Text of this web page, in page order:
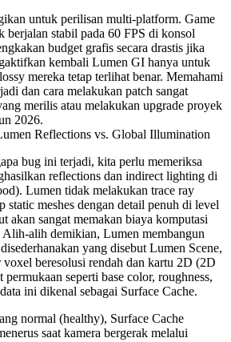
untuk perilisan multi-platform. Game
berjalan stabil pada 60 FPS di konsol
budget grafis secara drastis jika
kembali Lumen GI hanya untuk
mereka tetap terlihat benar. Memahami
dan cara melakukan patch sangat
merilis atau melakukan upgrade proyek
2026.
Reflections vs. Global Illumination
bug ini terjadi, kita perlu memeriksa
reflections dan indirect lighting di
Lumen tidak melakukan trace ray
static meshes dengan detail penuh di level
akan sangat memakan biaya komputasi
alih demikian, Lumen membangun
yang disebutLumen Scene,
beresolusi rendah dan kartu 2D (2D
seperti base color, roughness,
ini dikenal sebagai Surface Cache.
normal (healthy), Surface Cache
saat kamera bergerak melalui